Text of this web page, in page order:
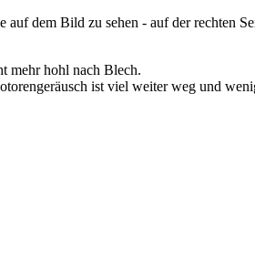
dem Bild zu sehen - auf der rechten
mehr hohl nach Blech.
ist viel weiter weg und